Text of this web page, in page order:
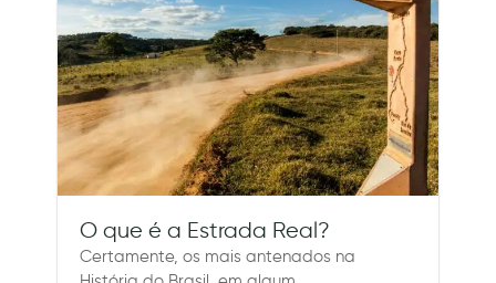
O que é a Estrada Real?
Certamente, os mais antenados na